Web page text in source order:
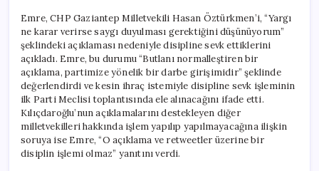
Emre, CHP Gaziantep Milletvekili Hasan Öztürkmen’i, “Yargı
ne karar verirse saygı duyulması gerektiğini düşünüyorum”
şeklindeki açıklaması nedeniyle disipline sevk ettiklerini
açıkladı. Emre, bu durumu “Butlanı normalleştiren bir
açıklama, partimize yönelik bir darbe girişimidir” şeklinde
değerlendirdi ve kesin ihraç istemiyle disipline sevk işleminin
ilk Parti Meclisi toplantısında ele alınacağını ifade etti.
Kılıçdaroğlu’nun açıklamalarını destekleyen diğer
milletvekilleri hakkında işlem yapılıp yapılmayacağına ilişkin
soruya ise Emre, “O açıklama ve retweetler üzerine bir
disiplin işlemi olmaz” yanıtını verdi.